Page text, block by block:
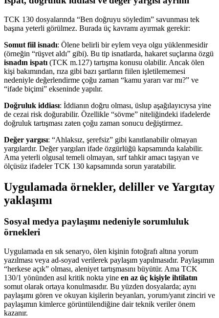
TCK 130 dosyalarında “Ben doğruyu söyledim” savunması tek
başına yeterli görülmez. Burada üç kavramı ayırmak gerekir:
Somut fiil isnadı: Ölene belirli bir eylem veya olgu yüklenmesidir
(örneğin “rüşvet aldı” gibi). Bu tip isnatlarda, hakaret suçlarına özgü
isnadın ispatı (TCK m.127) tartışma konusu olabilir. Ancak ölen
kişi bakımından, rıza gibi bazı şartların fiilen işletilememesi
nedeniyle değerlendirme çoğu zaman “kamu yararı var mı?” ve
“ifade biçimi” ekseninde yapılır.
Doğruluk iddiası: İddianın doğru olması, üslup aşağılayıcıysa yine
de cezai risk doğurabilir. Özellikle “sövme” niteliğindeki ifadelerde
doğruluk tartışması zaten çoğu zaman sonucu değiştirmez.
Değer yargısı: “Ahlaksız, şerefsiz” gibi kanıtlanabilir olmayan
yargılardır. Değer yargıları ifade özgürlüğü kapsamında kalabilir.
Ama yeterli olgusal temeli olmayan, sırf tahkir amacı taşıyan ve
ölçüsüz ifadeler TCK 130 kapsamında sorun yaratabilir.
Uygulamada örnekler, deliller ve Yargıtay
yaklaşımı
Sosyal medya paylaşımı nedeniyle sorumluluk
örnekleri
Uygulamada en sık senaryo, ölen kişinin fotoğrafı altına yorum
yazılması veya ad-soyad verilerek paylaşım yapılmasıdır. Paylaşımın
“herkese açık” olması, aleniyet tartışmasını büyütür. Ama TCK
130/1 yönünden asıl kritik nokta yine en az üç kişiyle ihtilatın
somut olarak ortaya konulmasıdır. Bu yüzden dosyalarda; aynı
paylaşımı gören ve okuyan kişilerin beyanları, yorum/yanıt zinciri ve
paylaşımın kimlerce görüntülendiğine dair teknik veriler önem
kazanır.